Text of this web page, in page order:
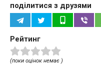
поділитися з друзями
Рейтинг
(поки оцінок немає )